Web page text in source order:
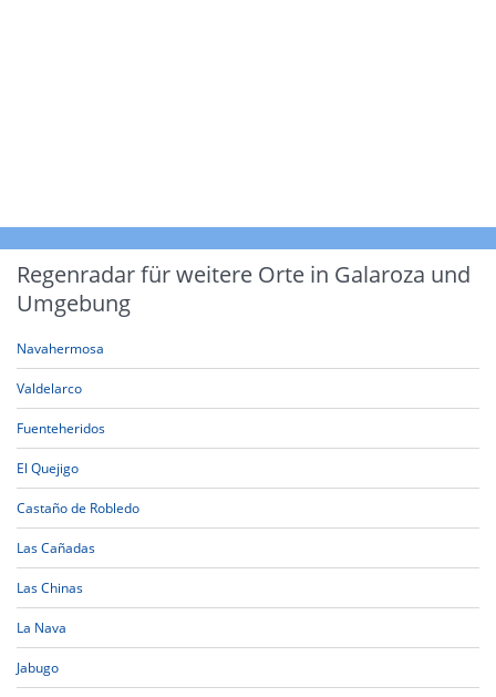
Regenradar für weitere Orte in Galaroza und
Umgebung
Navahermosa
Valdelarco
Fuenteheridos
El Quejigo
Castaño de Robledo
Las Cañadas
Las Chinas
La Nava
Jabugo